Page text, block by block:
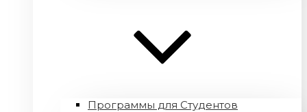
Программы для Студентов